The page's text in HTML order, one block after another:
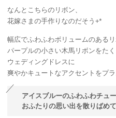
なんとこちらのリボン、
花嫁さまの手作りなのだそう+*
幅広でふわふわボリュームのある
パープルの小さい木馬リボンをたく
ウェディングドレスに
爽やかキュートなアクセントをプ
アイスブルーのふわふわチュ
おふたりの思い出を散りばめ